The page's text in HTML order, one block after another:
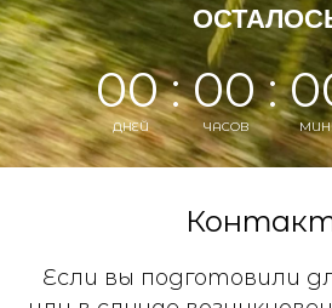
ЧАСОВ
ДНЕЙ
00 : 00 :
Если вы подготовили